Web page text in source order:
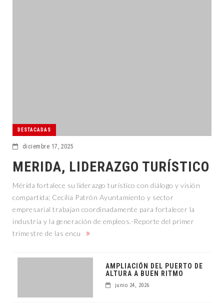
DESTACADAS
diciembre 17, 2025
MERIDA, LIDERAZGO TURÍSTICO
Mérida fortalece su liderazgo turístico con diálogo y visión
compartida; Cecilia Patrón Ayuntamiento y sector
empresarial trabajan coordinadamente para fortalecer la
industria y la generación de empleos.-Reporte del primer
trimestre de las encu
AMPLIACIÓN DEL PUERTO DE
ALTURA A BUEN RITMO
junio 24, 2026